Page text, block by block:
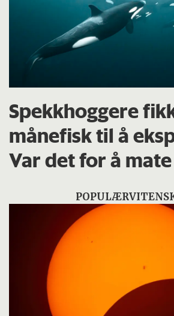
Spekkhoggere
månefisk til å
Var det for å